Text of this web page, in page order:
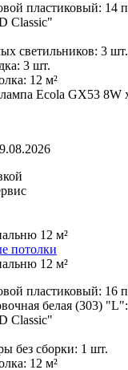
пластиковый: 14
Classic"
светильников: 3 шт.
3 шт.
12 м²
Ecola GX53 8W
12 м²
12 м²
пластиковый: 16
белая (303) "L":
Classic"
без сборки: 1 шт.
12 м²